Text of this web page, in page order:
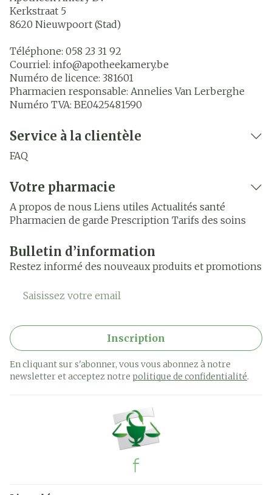
Kerkstraat 5
8620 Nieuwpoort (Stad)
Téléphone: 058 23 31 92
Courriel: info@apotheekamery.be
Numéro de licence: 381601
Pharmacien responsable: Annelies Van Lerberghe
Numéro TVA: BE0425481590
Service à la clientèle
FAQ
Votre pharmacie
A propos de nous Liens utiles Actualités santé
Pharmacien de garde Prescription Tarifs des soins
Bulletin d’information
Restez informé des nouveaux produits et promotions
Adresse mail
Inscription
En cliquant sur s'abonner, vous vous abonnez à notre
newsletter et acceptez notre politique de confidentialité.